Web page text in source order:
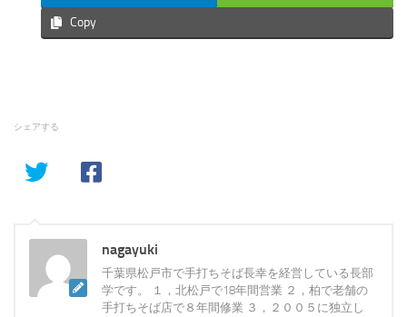
Copy
シェアする
nagayuki
千葉県松戸市で手打ちそば長幸を経営している長部
学です。 １，北松戸で18年間営業 ２，柏で老舗の
手打ちそば店で８年間修業 ３，２００５に独立し